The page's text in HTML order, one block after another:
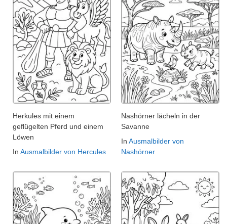
Herkules mit einem
geflügelten Pferd und einem
Löwen
In Ausmalbilder von Hercules
Nashörner lächeln in der
Savanne
In Ausmalbilder von
Nashörner